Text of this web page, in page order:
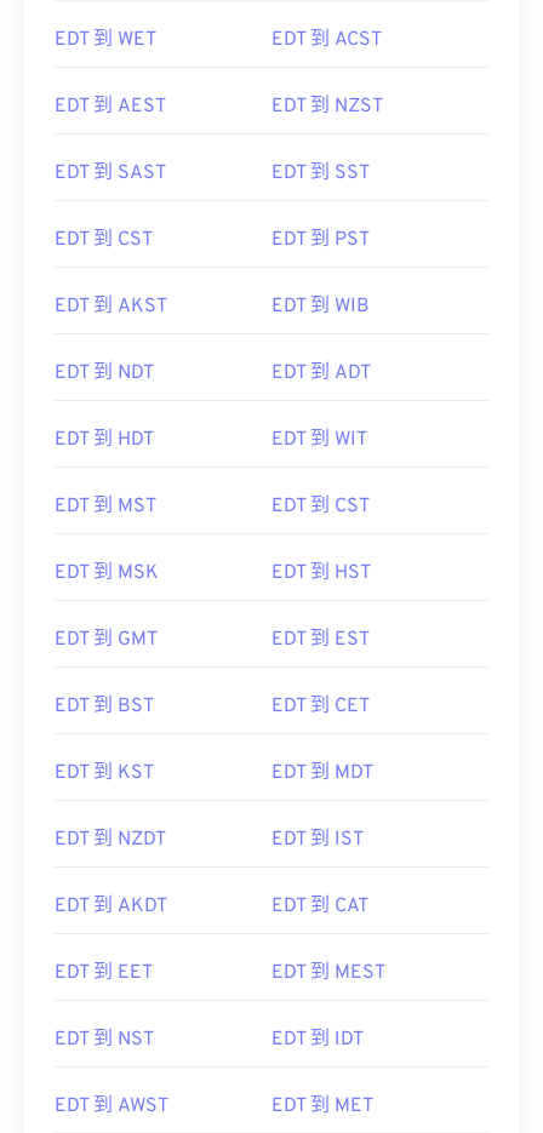
EDT 到 WET EDT 到 ACST
EDT 到 AEST EDT 到 NZST
EDT 到 SAST EDT 到 SST
EDT 到 CST EDT 到 PST
EDT 到 AKST EDT 到 WIB
EDT 到 NDT EDT 到 ADT
EDT 到 HDT EDT 到 WIT
EDT 到 MST EDT 到 CST
EDT 到 MSK EDT 到 HST
EDT 到 GMT EDT 到 EST
EDT 到 BST EDT 到 CET
EDT 到 KST EDT 到 MDT
EDT 到 NZDT EDT 到 IST
EDT 到 AKDT EDT 到 CAT
EDT 到 EET EDT 到 MEST
EDT 到 NST EDT 到 IDT
EDT 到 AWST EDT 到 MET